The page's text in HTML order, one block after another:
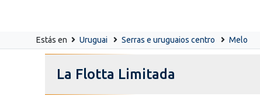
Estás en Uruguai Serras e uruguaios centro Melo
La Flotta Limitada